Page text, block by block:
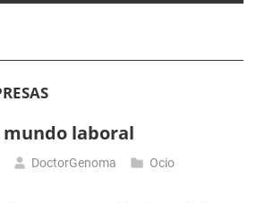
laboral
DoctorGenoma Ocio